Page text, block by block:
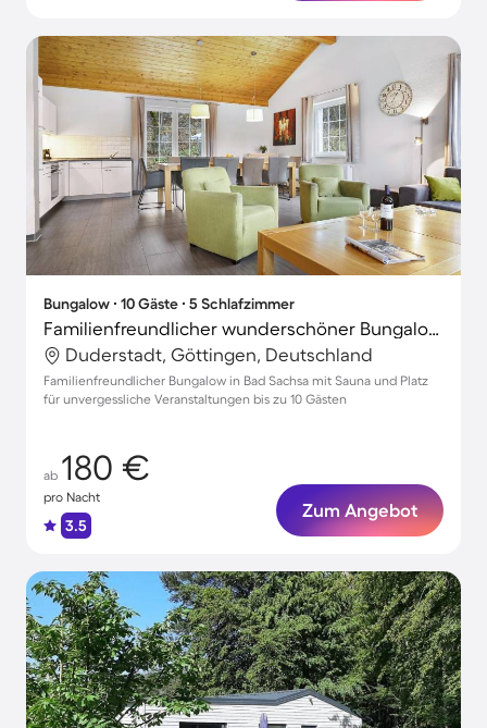
Bungalow ∙ 10 Gäste ∙ 5 Schlafzimmer
Familienfreundlicher wunderschöner Bungalow mit Sauna
Duderstadt, Göttingen, Deutschland
Familienfreundlicher Bungalow in Bad Sachsa mit Sauna und Platz
für unvergessliche Veranstaltungen bis zu 10 Gästen
ab 180 €
pro Nacht
3.5
Zum Angebot